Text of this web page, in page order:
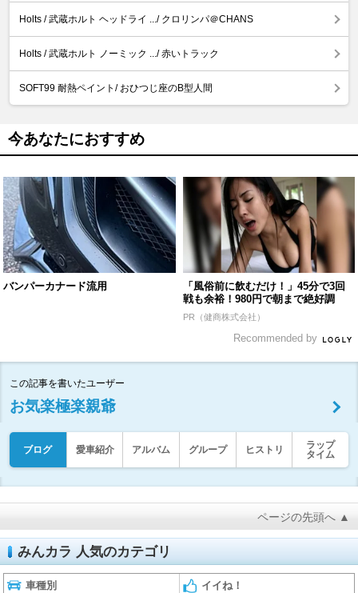
Holts / 武蔵ホルト ヘッドライ .../ クロリンパ＠CHANS
Holts / 武蔵ホルト ノーミック .../ 赤いトラック
SOFT99 耐熱ペイント/ おひつじ座のB型人間
今あなたにおすすめ
バンパーカナード流用
「風俗前に飲むだけ！」45分で3回
戦も余裕！980円で朝まで絶好調
PR（健商株式会社）
Recommended by
この記事を書いたユーザー
お気楽極楽親爺
ブログ 愛車紹介 アルバム グループ ヒストリ
ラップ
タイム
ページの先頭へ ▲
みんカラ 人気のカテゴリ
車種別 イイね！